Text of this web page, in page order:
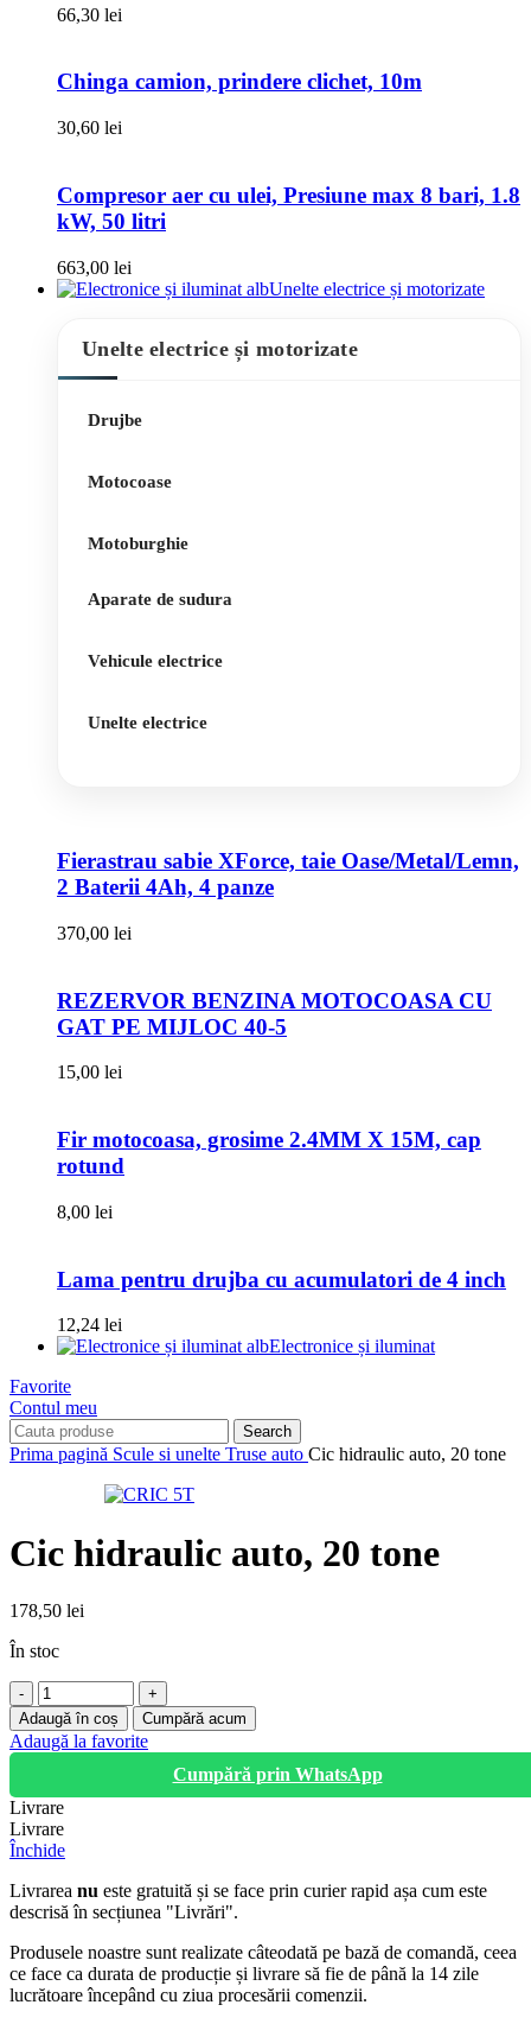
66,30 lei
Chinga camion, prindere clichet, 10m
30,60 lei
Compresor aer cu ulei, Presiune max 8 bari, 1.8
kW, 50 litri
663,00 lei
Unelte electrice și motorizate
Unelte electrice și motorizate
Drujbe
Motocoase
Motoburghie
Aparate de sudura
Vehicule electrice
Unelte electrice
Fierastrau sabie XForce, taie Oase/Metal/Lemn,
2 Baterii 4Ah, 4 panze
370,00 lei
REZERVOR BENZINA MOTOCOASA CU
GAT PE MIJLOC 40-5
15,00 lei
Fir motocoasa, grosime 2.4MM X 15M, cap
rotund
8,00 lei
Lama pentru drujba cu acumulatori de 4 inch
12,24 lei
Electronice și iluminat
Favorite
Contul meu
Search
Prima pagină Scule si unelte Truse auto Cic hidraulic auto, 20 tone
Cic hidraulic auto, 20 tone
178,50 lei
În stoc
Cantitate
Cic
hidraulic
auto,
tone
Adaugă în coș Cumpără acum
Adaugă la favorite
Cumpără prin WhatsApp
Livrare
Livrare
Închide
Livrarea nu este gratuită și se face prin curier rapid așa cum este
descrisă în secțiunea "Livrări".
Produsele noastre sunt realizate câteodată pe bază de comandă, ceea
ce face ca durata de producție și livrare să fie de până la 14 zile
lucrătoare începând cu ziua procesării comenzii.